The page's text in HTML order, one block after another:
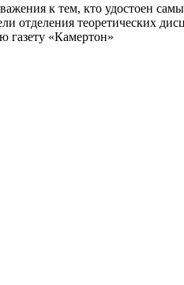
к тем, кто удостоен
отделения теоретических
газету «Камертон»